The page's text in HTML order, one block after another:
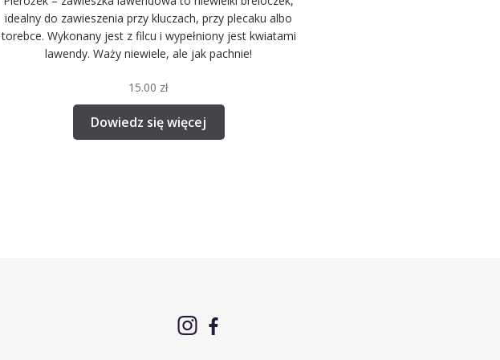
idealny do zawieszenia przy kluczach, przy plecaku albo
torebce. Wykonany jest z filcu i wypełniony jest kwiatami
lawendy. Waży niewiele, ale jak pachnie!
15.00 zł
Dowiedz się więcej